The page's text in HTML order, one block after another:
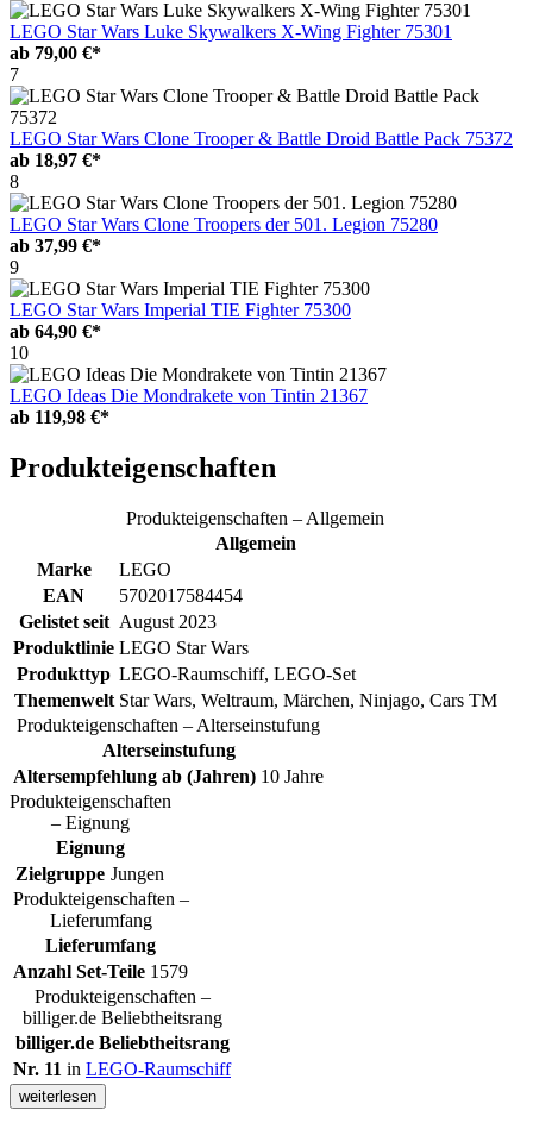
LEGO Star Wars Luke Skywalkers X-Wing Fighter 75301
ab 79,00 €*
7
LEGO Star Wars Clone Trooper & Battle Droid Battle Pack 75372
ab 18,97 €*
8
LEGO Star Wars Clone Troopers der 501. Legion 75280
ab 37,99 €*
9
LEGO Star Wars Imperial TIE Fighter 75300
ab 64,90 €*
10
LEGO Ideas Die Mondrakete von Tintin 21367
ab 119,98 €*
Produkteigenschaften
Produkteigenschaften – Allgemein
Allgemein
Marke
LEGO
EAN
5702017584454
Gelistet seit August 2023
Produktlinie LEGO Star Wars
Produkttyp LEGO-Raumschiff, LEGO-Set
Themenwelt Star Wars, Weltraum, Märchen, Ninjago, Cars TM
Produkteigenschaften – Alterseinstufung
Alterseinstufung
Altersempfehlung ab (Jahren) 10 Jahre
Produkteigenschaften
– Eignung
Eignung
Zielgruppe Jungen
Produkteigenschaften –
Lieferumfang
Lieferumfang
Anzahl Set-Teile 1579
Produkteigenschaften –
billiger.de Beliebtheitsrang
billiger.de Beliebtheitsrang
Nr. 11 in LEGO-Raumschiff
weiterlesen